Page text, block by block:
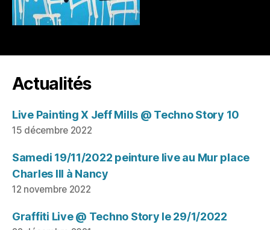
Actualités
Live Painting X Jeff Mills @ Techno Story 10
15 décembre 2022
Samedi 19/11/2022 peinture live au Mur place
Charles III à Nancy
12 novembre 2022
Graffiti Live @ Techno Story le 29/1/2022